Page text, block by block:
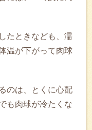
たときなども、濡
温が下がって肉球
のは、とくに心配
も肉球が冷たくな